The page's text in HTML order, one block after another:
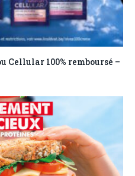
Cellular 100% remboursé –